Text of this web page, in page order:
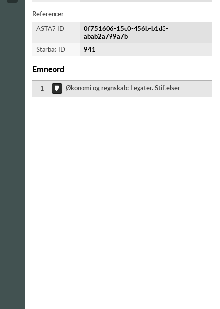
Referencer
ASTA7 ID
0f751606-15c0-456b-b1d3-
abab2a799a7b
Starbas ID
941
Emneord
1 Økonomi og regnskab: Legater. Stiftelser